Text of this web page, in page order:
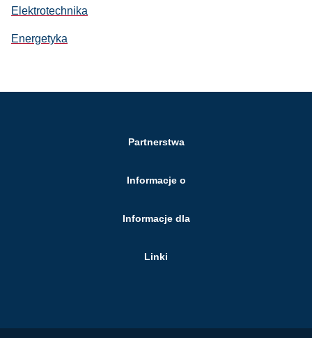
Elektrotechnika
Energetyka
Partnerstwa
Informacje o
Informacje dla
Linki